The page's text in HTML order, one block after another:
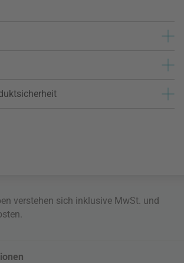
verstehen sich inklusive MwSt. und